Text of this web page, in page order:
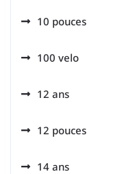
10 pouces
100 velo
12 ans
12 pouces
14 ans